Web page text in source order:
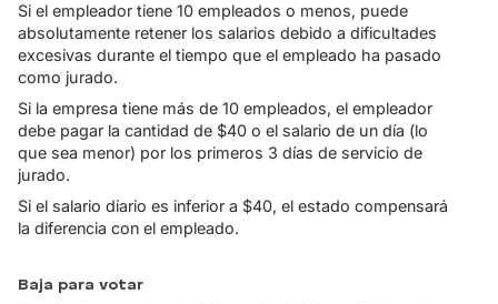
Si el empleador tiene 10 empleados o menos, puede
absolutamente retener los salarios debido a dificultades
excesivas durante el tiempo que el empleado ha pasado
como jurado.
Si la empresa tiene más de 10 empleados, el empleador
debe pagar la cantidad de $40 o el salario de un día (lo
que sea menor) por los primeros 3 días de servicio de
jurado.
Si el salario diario es inferior a $40, el estado compensará
la diferencia con el empleado.
Baja para votar